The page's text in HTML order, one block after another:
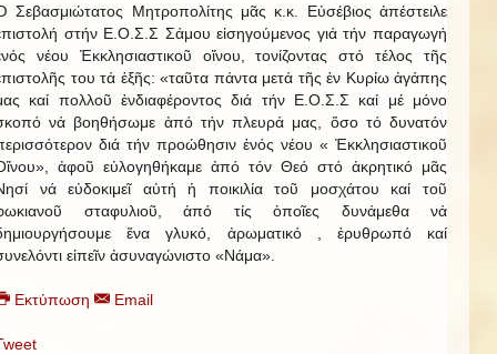
Σεβασμιώτατος Μητροπολίτης μᾶς κ.κ. Εὐσέβιος ἀπέστειλε
στήν Ε.Ο.Σ.Σ Σάμου εἰσηγούμενος γιά τήν παραγωγή
νέου Ἐκκλησιαστικοῦ οἴνου, τονίζοντας στό τέλος τῆς
του τά ἑξῆς: «ταῦτα πάντα μετά τῆς ἐν Κυρίω ἀγάπης
καί πολλοῦ ἐνδιαφέροντος διά τήν Ε.Ο.Σ.Σ καί μέ μόνο
νά βοηθήσωμε ἀπό τήν πλευρά μας, ὅσο τό δυνατόν
διά τήν προώθησιν ἑνός νέου « Ἐκκλησιαστικοῦ
ἀφοῦ εὐλογηθήκαμε ἀπό τόν Θεό στό ἀκρητικό μᾶς
νά εὐδοκιμεῖ αὐτή ἡ ποικιλία τοῦ μοσχάτου καί τοῦ
σταφυλιοῦ, ἀπό τίς ὁποῖες δυνάμεθα νά
ἕνα γλυκό, ἀρωματικό , ἐρυθρωπό καί
εἰπεῖν ἀσυναγώνιστο «Νάμα».
Εκτύπωση Email